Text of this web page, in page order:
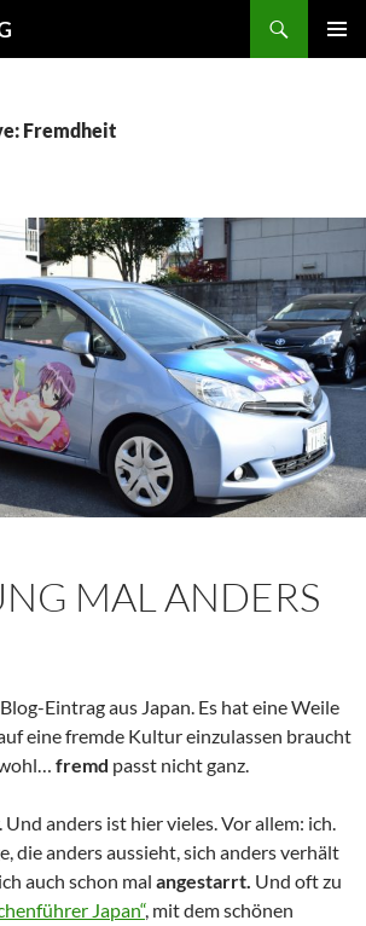
Fremdheit
MAL ANDERS
Eintrag aus Japan. Es hat eine Weile
eine fremde Kultur einzulassen braucht
fremd passt nicht ganz.
anders ist hier vieles. Vor allem: ich.
die anders aussieht, sich anders verhält
auch schon mal angestarrt. Und oft zu
Japan“, mit dem schönen